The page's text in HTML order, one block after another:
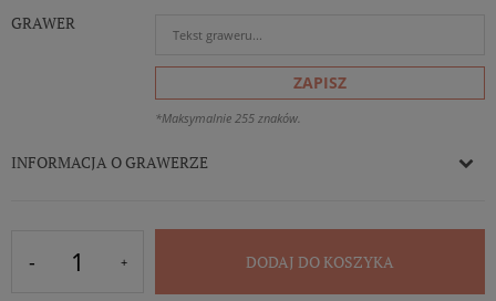
GRAWER
ZAPISZ
*Maksymalnie 255 znaków.
INFORMACJA O GRAWERZE
DODAJ DO KOSZYKA